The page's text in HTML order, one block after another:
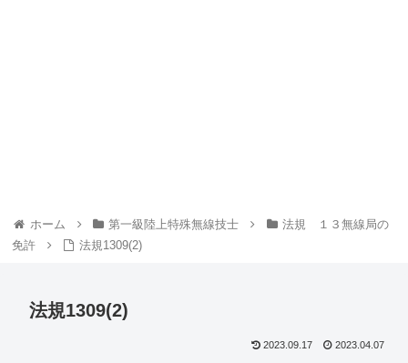
ホーム 第一級陸上特殊無線技士
法規 １３無線局の
免許
法規1309(2)
法規1309(2)
2023.09.17 2023.04.07